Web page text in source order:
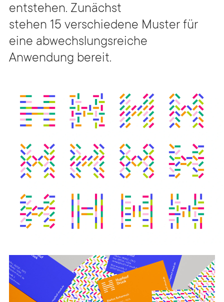
entstehen. Zunächst
stehen 15 verschiedene Muster für
eine abwechslungsreiche
Anwendung bereit.